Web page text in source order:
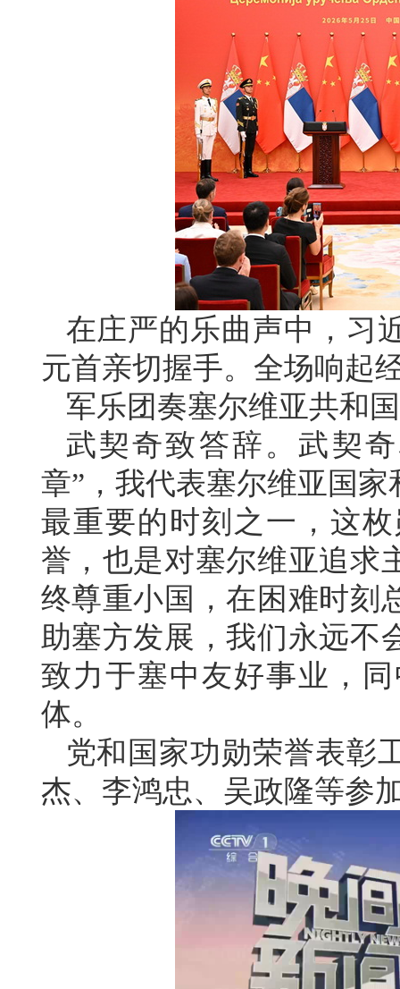
在庄严的乐曲声中，习
元首亲切握手。全场响起
军乐团奏塞尔维亚共和
武契奇致答辞。武契
章”，我代表塞尔维亚国
最重要的时刻之一，这
誉，也是对塞尔维亚追求
终尊重小国，在困难时刻
助塞方发展，我们永远不
致力于塞中友好事业，
体。
党和国家功勋荣誉表彰
杰、李鸿忠、吴政隆等参